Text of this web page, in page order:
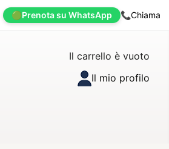
🟢Prenota su WhatsApp 📞Chiama
Il carrello è vuoto
Il mio profilo